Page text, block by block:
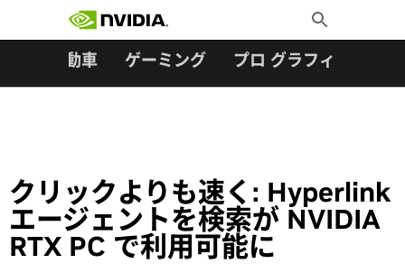
Toggle
Search
自動車 ゲーミング プロ グラフィックス
クリックよりも速く: Hyperlink
エージェントを検索が NVIDIA
RTX PC で利用可能に